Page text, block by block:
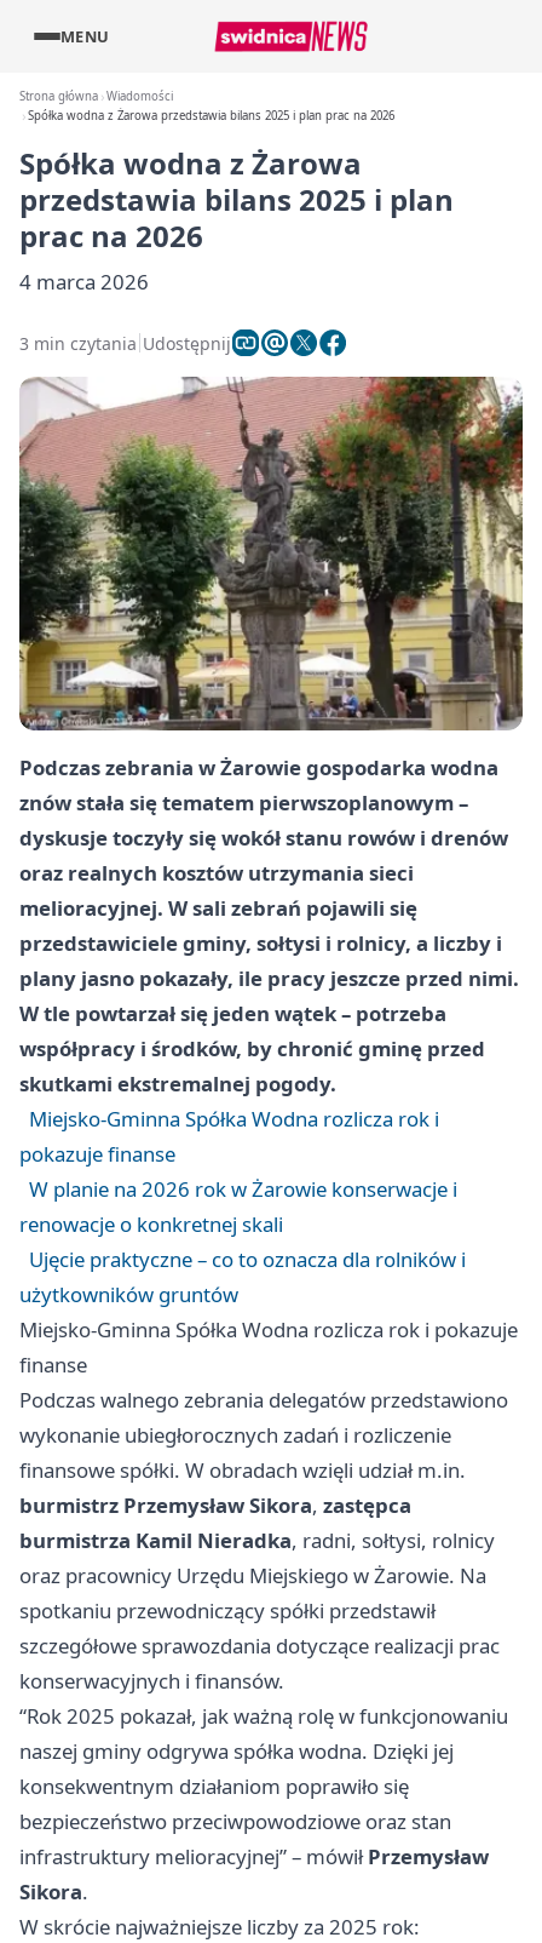
MENU
Strona główna Wiadomości
Spółka wodna z Żarowa przedstawia bilans 2025 i plan prac na 2026
Spółka wodna z Żarowa
przedstawia bilans 2025 i plan
prac na 2026
4 marca 2026
3 min czytania Udostępnij
Podczas zebrania w Żarowie gospodarka wodna
znów stała się tematem pierwszoplanowym –
dyskusje toczyły się wokół stanu rowów i drenów
oraz realnych kosztów utrzymania sieci
melioracyjnej. W sali zebrań pojawili się
przedstawiciele gminy, sołtysi i rolnicy, a liczby i
plany jasno pokazały, ile pracy jeszcze przed nimi.
W tle powtarzał się jeden wątek – potrzeba
współpracy i środków, by chronić gminę przed
skutkami ekstremalnej pogody.
Miejsko‑Gminna Spółka Wodna rozlicza rok i
pokazuje finanse
W planie na 2026 rok w Żarowie konserwacje i
renowacje o konkretnej skali
Ujęcie praktyczne – co to oznacza dla rolników i
użytkowników gruntów
Miejsko‑Gminna Spółka Wodna rozlicza rok i pokazuje
finanse
Podczas walnego zebrania delegatów przedstawiono
wykonanie ubiegłorocznych zadań i rozliczenie
finansowe spółki. W obradach wzięli udział m.in.
burmistrz Przemysław Sikora, zastępca
burmistrza Kamil Nieradka, radni, sołtysi, rolnicy
oraz pracownicy Urzędu Miejskiego w Żarowie. Na
spotkaniu przewodniczący spółki przedstawił
szczegółowe sprawozdania dotyczące realizacji prac
konserwacyjnych i finansów.
“Rok 2025 pokazał, jak ważną rolę w funkcjonowaniu
naszej gminy odgrywa spółka wodna. Dzięki jej
konsekwentnym działaniom poprawiło się
bezpieczeństwo przeciwpowodziowe oraz stan
infrastruktury melioracyjnej” – mówiłPrzemysław
Sikora.
W skrócie najważniejsze liczby za 2025 rok: